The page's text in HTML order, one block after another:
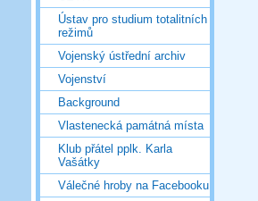
Ústav pro studium totalitních
režimů
Vojenský ústřední archiv
Vojenství
Background
Vlastenecká památná místa
Klub přátel pplk. Karla
Vašátky
Válečné hroby na Facebooku